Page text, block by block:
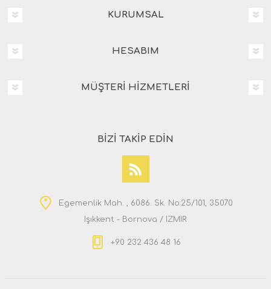
KURUMSAL
HESABIM
MÜŞTERI HIZMETLERI
BIZI TAKIP EDIN
Egemenlik Mah. , 6086. Sk. No:25/101, 35070
Işıkkent - Bornova / IZMIR
+90 232 436 48 16